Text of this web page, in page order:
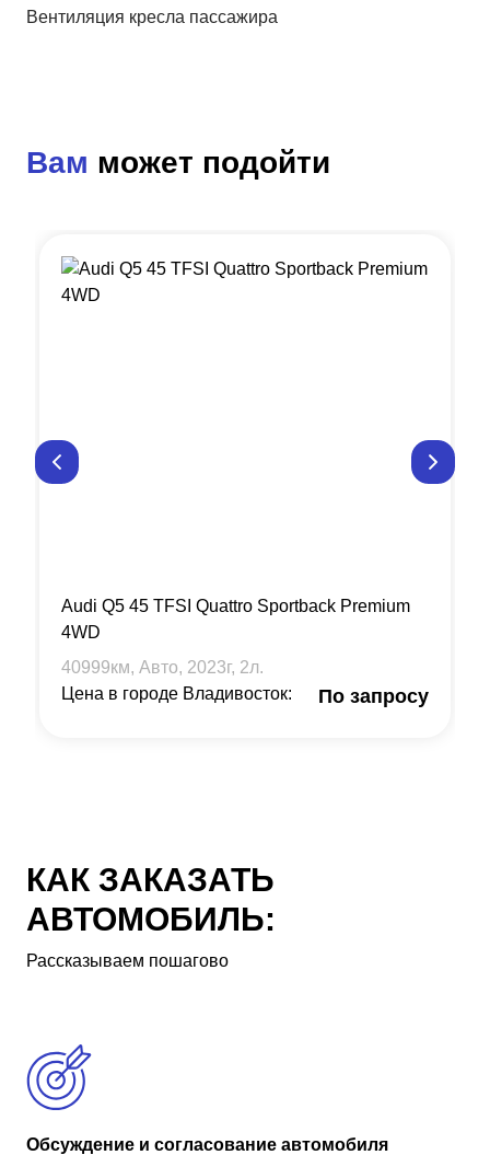
Вентиляция кресла пассажира
Вам может подойти
Audi Q5 45 TFSI Quattro Sportback Premium
4WD
40999км, Авто, 2023г, 2л.
Цена в городе Владивосток:
По запросу
КАК ЗАКАЗАТЬ
АВТОМОБИЛЬ:
Рассказываем пошагово
Обсуждение и согласование автомобиля